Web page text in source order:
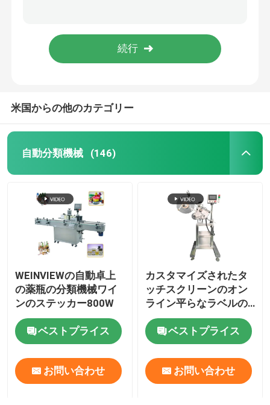
自動おおう機械
正方形のびんの分類機械
平面の分類機械
ガラスびんの分類機械
印刷ラベリングマシン
満ちるおおう機械
誘導のシーリング機械
液体充填機
米国からの他のカテゴリー
自動分類機械 (146)
WEINVIEWの自動卓上
の薬瓶の分類機械ワイ
ンのステッカー800W
ベストプライス
お問い合わせ
カスタマイズされたタ
ッチスクリーンのオン
ライン平らなラベルの
アプリケーター機械
PLC制御380W
ベストプライス
お問い合わせ